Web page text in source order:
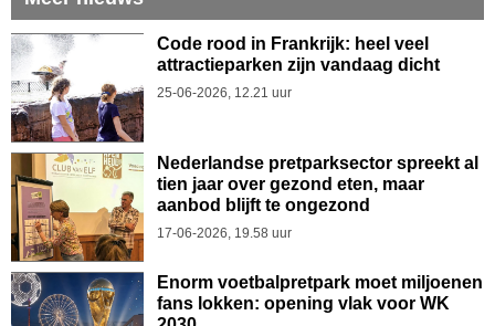
Code rood in Frankrijk: heel veel
attractieparken zijn vandaag dicht
25-06-2026, 12.21 uur
Nederlandse pretparksector spreekt al
tien jaar over gezond eten, maar
aanbod blijft te ongezond
17-06-2026, 19.58 uur
Enorm voetbalpretpark moet miljoenen
fans lokken: opening vlak voor WK